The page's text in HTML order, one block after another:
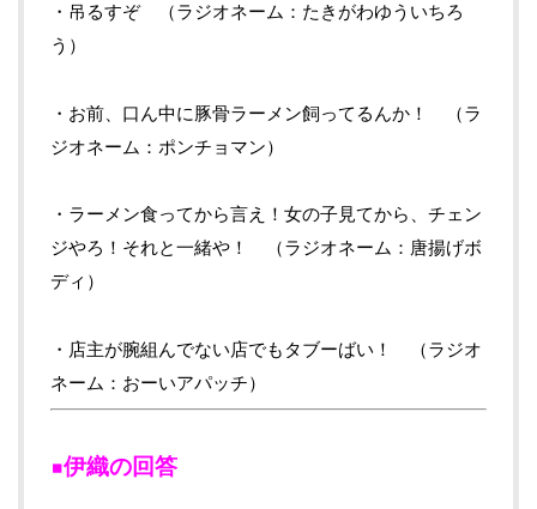
・吊るすぞ （ラジオネーム：たきがわゆういちろ
う）
・お前、口ん中に豚骨ラーメン飼ってるんか！ （ラ
ジオネーム：ポンチョマン）
・ラーメン食ってから言え！女の子見てから、チェン
ジやろ！それと一緒や！ （ラジオネーム：唐揚げボ
ディ）
・店主が腕組んでない店でもタブーばい！ （ラジオ
ネーム：おーいアパッチ）
▪伊織の回答